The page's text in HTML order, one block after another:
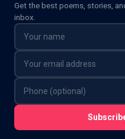
Get the best poems, stories,
inbox.